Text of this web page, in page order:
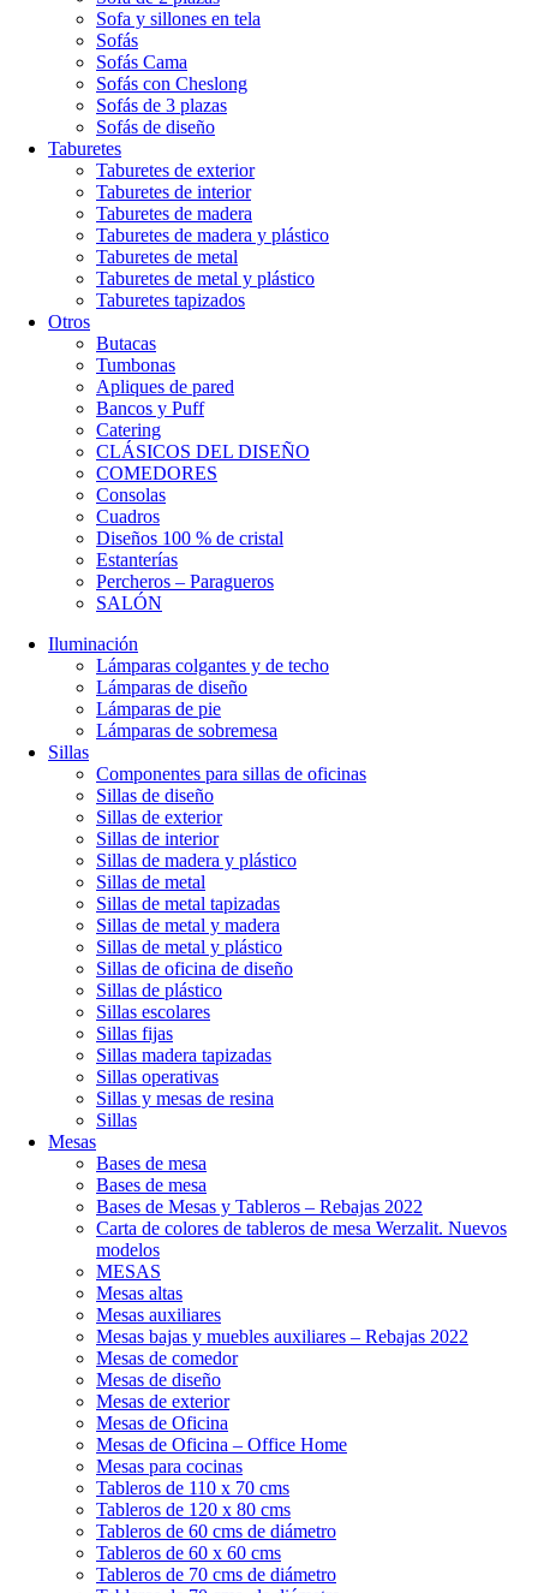
Sofa y sillones en tela
Sofás
Sofás Cama
Sofás con Cheslong
Sofás de 3 plazas
Sofás de diseño
Taburetes
Taburetes de exterior
Taburetes de interior
Taburetes de madera
Taburetes de madera y plástico
Taburetes de metal
Taburetes de metal y plástico
Taburetes tapizados
Otros
Butacas
Tumbonas
Apliques de pared
Bancos y Puff
Catering
CLÁSICOS DEL DISEÑO
COMEDORES
Consolas
Cuadros
Diseños 100 % de cristal
Estanterías
Percheros – Paragueros
SALÓN
Iluminación
Lámparas colgantes y de techo
Lámparas de diseño
Lámparas de pie
Lámparas de sobremesa
Sillas
Componentes para sillas de oficinas
Sillas de diseño
Sillas de exterior
Sillas de interior
Sillas de madera y plástico
Sillas de metal
Sillas de metal tapizadas
Sillas de metal y madera
Sillas de metal y plástico
Sillas de oficina de diseño
Sillas de plástico
Sillas escolares
Sillas fijas
Sillas madera tapizadas
Sillas operativas
Sillas y mesas de resina
Sillas
Mesas
Bases de mesa
Bases de mesa
Bases de Mesas y Tableros – Rebajas 2022
Carta de colores de tableros de mesa Werzalit. Nuevos
modelos
MESAS
Mesas altas
Mesas auxiliares
Mesas bajas y muebles auxiliares – Rebajas 2022
Mesas de comedor
Mesas de diseño
Mesas de exterior
Mesas de Oficina
Mesas de Oficina – Office Home
Mesas para cocinas
Tableros de 110 x 70 cms
Tableros de 120 x 80 cms
Tableros de 60 cms de diámetro
Tableros de 60 x 60 cms
Tableros de 70 cms de diámetro